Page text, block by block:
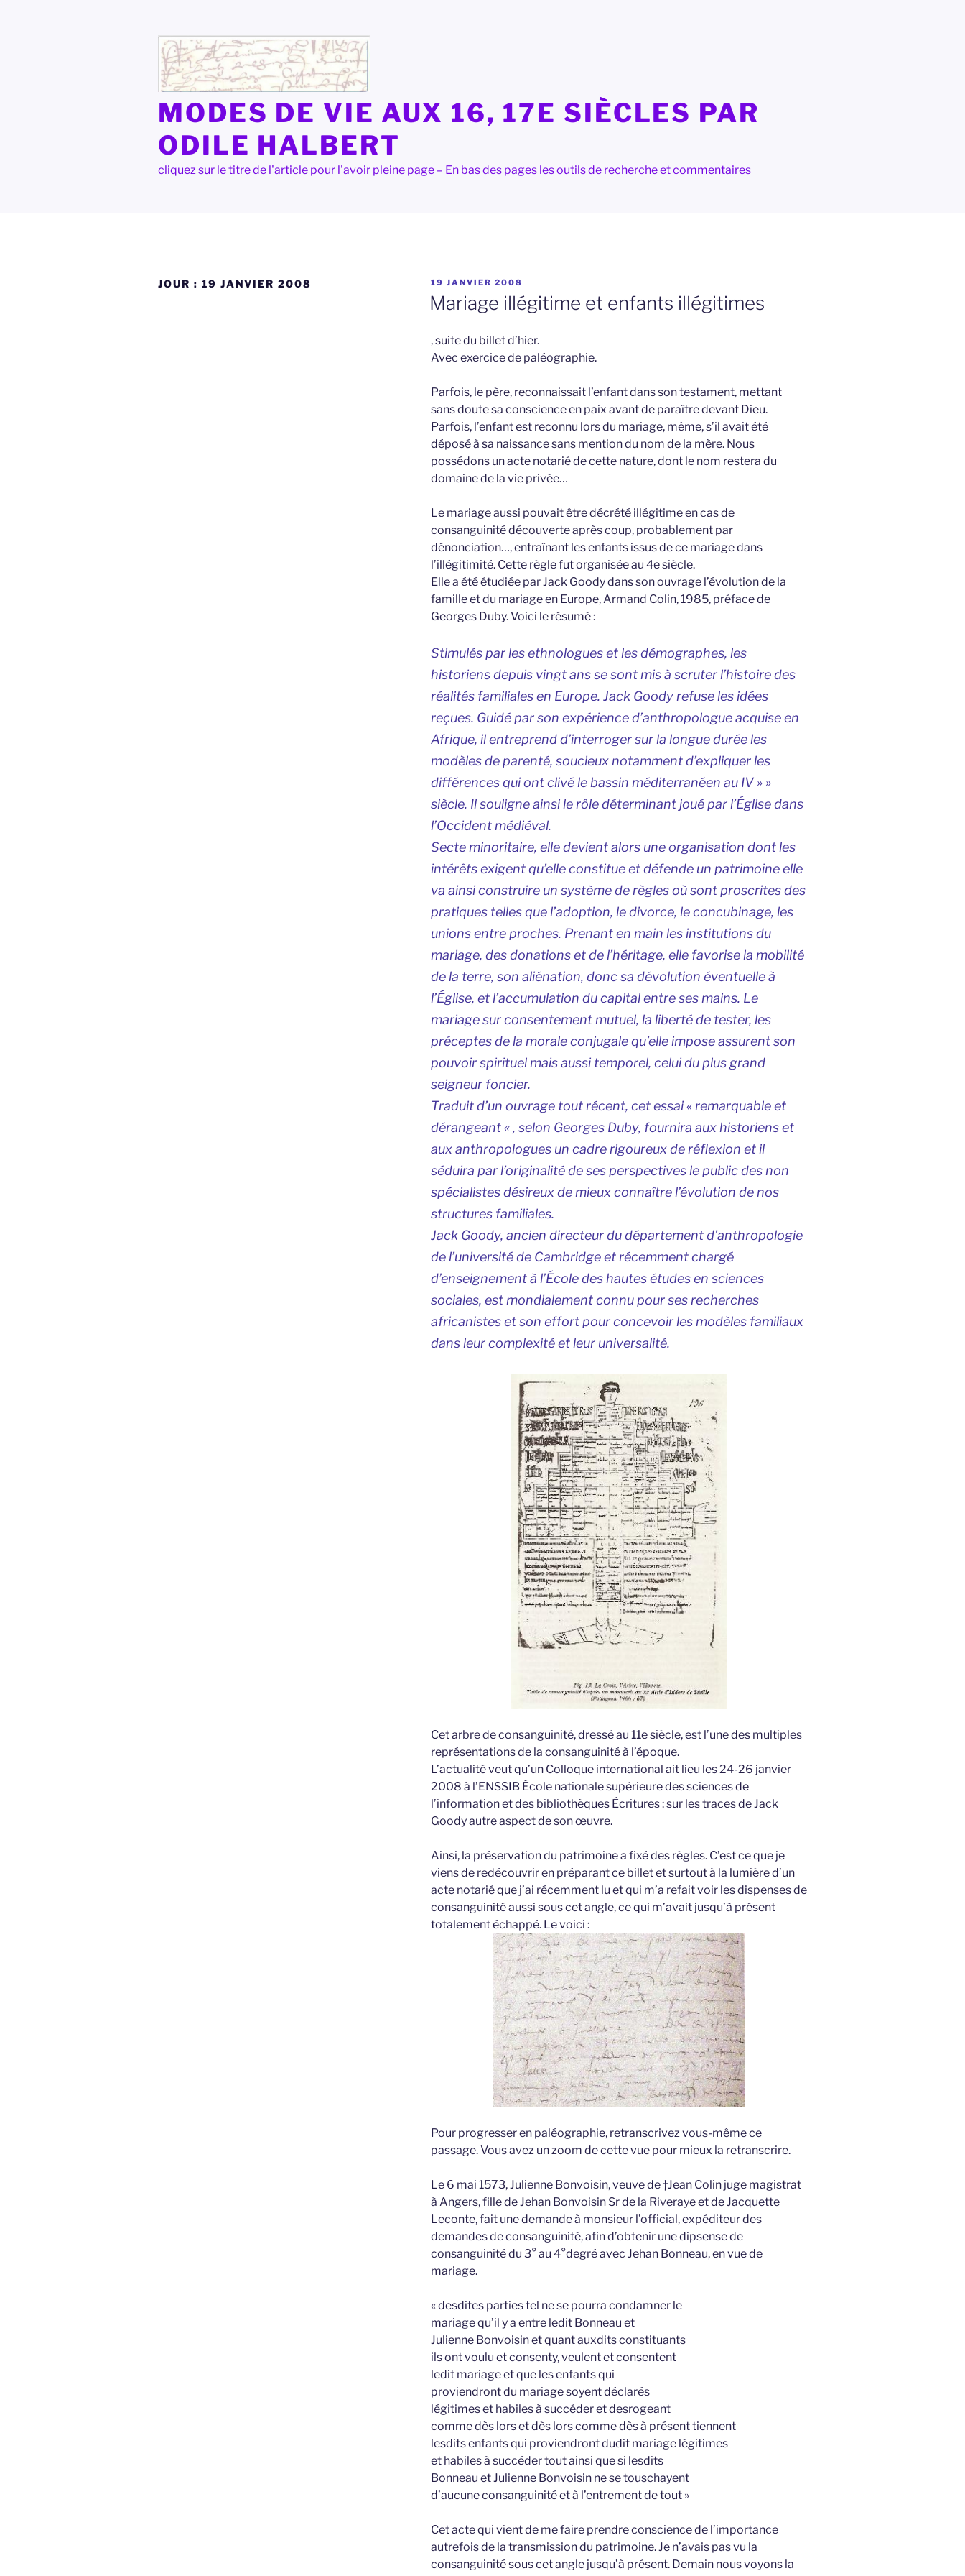
MODES DE VIE AUX 16, 17E SIÈCLES PAR
ODILE HALBERT
cliquez sur le titre de l'article pour l'avoir pleine page – En bas des pages les outils de recherche et commentaires
JOUR : 19 JANVIER 2008
PUBLIÉ
LE
19 JANVIER 2008
Mariage illégitime et enfants illégitimes
, suite du billet d’hier.
Avec exercice de paléographie.
Parfois, le père, reconnaissait l’enfant dans son testament, mettant
sans doute sa conscience en paix avant de paraître devant Dieu.
Parfois, l’enfant est reconnu lors du mariage, même, s’il avait été
déposé à sa naissance sans mention du nom de la mère. Nous
possédons un acte notarié de cette nature, dont le nom restera du
domaine de la vie privée…
Le mariage aussi pouvait être décrété illégitime en cas de
consanguinité découverte après coup, probablement par
dénonciation…, entraînant les enfants issus de ce mariage dans
l’illégitimité. Cette règle fut organisée au 4e siècle.
Elle a été étudiée par Jack Goody dans son ouvrage l’évolution de la
famille et du mariage en Europe, Armand Colin, 1985, préface de
Georges Duby. Voici le résumé :
Stimulés par les ethnologues et les démographes, les
historiens depuis vingt ans se sont mis à scruter l’histoire des
réalités familiales en Europe. Jack Goody refuse les idées
reçues. Guidé par son expérience d’anthropologue acquise en
Afrique, il entreprend d’interroger sur la longue durée les
modèles de parenté, soucieux notamment d’expliquer les
différences qui ont clivé le bassin méditerranéen au IV » »
siècle. Il souligne ainsi le rôle déterminant joué par l’Église dans
l’Occident médiéval.
Secte minoritaire, elle devient alors une organisation dont les
intérêts exigent qu’elle constitue et défende un patrimoine elle
va ainsi construire un système de règles où sont proscrites des
pratiques telles que l’adoption, le divorce, le concubinage, les
unions entre proches. Prenant en main les institutions du
mariage, des donations et de l’héritage, elle favorise la mobilité
de la terre, son aliénation, donc sa dévolution éventuelle à
l’Église, et l’accumulation du capital entre ses mains. Le
mariage sur consentement mutuel, la liberté de tester, les
préceptes de la morale conjugale qu’elle impose assurent son
pouvoir spirituel mais aussi temporel, celui du plus grand
seigneur foncier.
Traduit d’un ouvrage tout récent, cet essai « remarquable et
dérangeant « , selon Georges Duby, fournira aux historiens et
aux anthropologues un cadre rigoureux de réflexion et il
séduira par l’originalité de ses perspectives le public des non
spécialistes désireux de mieux connaître l’évolution de nos
structures familiales.
Jack Goody, ancien directeur du département d’anthropologie
de l’université de Cambridge et récemment chargé
d’enseignement à l’École des hautes études en sciences
sociales, est mondialement connu pour ses recherches
africanistes et son effort pour concevoir les modèles familiaux
dans leur complexité et leur universalité.
Cet arbre de consanguinité, dressé au 11e siècle, est l’une des multiples
représentations de la consanguinité à l’époque.
L’actualité veut qu’un Colloque international ait lieu les 24-26 janvier
2008 à l’ENSSIB École nationale supérieure des sciences de
l’information et des bibliothèques Écritures : sur les traces de Jack
Goody autre aspect de son œuvre.
Ainsi, la préservation du patrimoine a fixé des règles. C’est ce que je
viens de redécouvrir en préparant ce billet et surtout à la lumière d’un
acte notarié que j’ai récemment lu et qui m’a refait voir les dispenses de
consanguinité aussi sous cet angle, ce qui m’avait jusqu’à présent
totalement échappé. Le voici :
Pour progresser en paléographie, retranscrivez vous-même ce
passage. Vous avez un zoom de cette vue pour mieux la retranscrire.
Le 6 mai 1573, Julienne Bonvoisin, veuve de †Jean Colin juge magistrat
à Angers, fille de Jehan Bonvoisin Sr de la Riveraye et de Jacquette
Leconte, fait une demande à monsieur l’official, expéditeur des
demandes de consanguinité, afin d’obtenir une dipsense de
consanguinité du 3° au 4°degré avec Jehan Bonneau, en vue de
mariage.
« desdites parties tel ne se pourra condamner le
mariage qu’il y a entre ledit Bonneau et
Julienne Bonvoisin et quant auxdits constituants
ils ont voulu et consenty, veulent et consentent
ledit mariage et que les enfants qui
proviendront du mariage soyent déclarés
légitimes et habiles à succéder et desrogeant
comme dès lors et dès lors comme dès à présent tiennent
lesdits enfants qui proviendront dudit mariage légitimes
et habiles à succéder tout ainsi que si lesdits
Bonneau et Julienne Bonvoisin ne se touschayent
d’aucune consanguinité et à l’entrement de tout »
Cet acte qui vient de me faire prendre conscience de l’importance
autrefois de la transmission du patrimoine. Je n’avais pas vu la
consanguinité sous cet angle jusqu’à présent. Demain nous voyons la